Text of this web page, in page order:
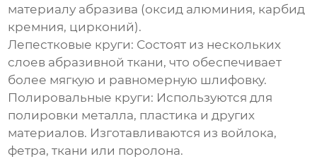
материалу абразива (оксид алюминия, карбид
кремния, цирконий).
Лепестковые круги: Состоят из нескольких
слоев абразивной ткани, что обеспечивает
более мягкую и равномерную шлифовку.
Полировальные круги: Используются для
полировки металла, пластика и других
материалов. Изготавливаются из войлока,
фетра, ткани или поролона.